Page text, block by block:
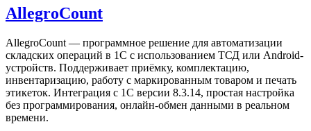
AllegroCount
AllegroCount — программное решение для автоматизации
складских операций в 1С с использованием ТСД или Android-
устройств. Поддерживает приёмку, комплектацию,
инвентаризацию, работу с маркированным товаром и печать
этикеток. Интеграция с 1С версии 8.3.14, простая настройка
без программирования, онлайн-обмен данными в реальном
времени.